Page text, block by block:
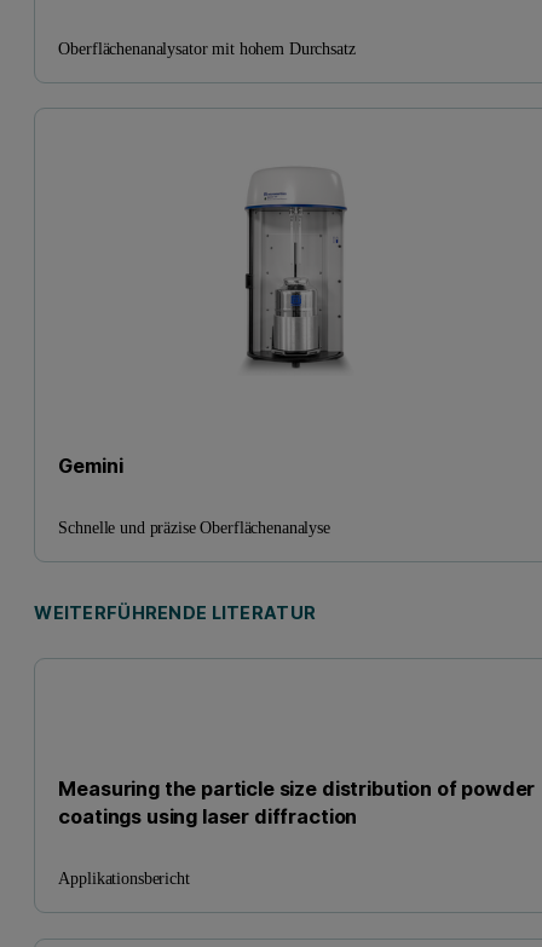
Oberflächenanalysator mit hohem Durchsatz
Gemini
Schnelle und präzise Oberflächenanalyse
WEITERFÜHRENDE LITERATUR
Measuring the particle size distribution of powder
coatings using laser diffraction
Applikationsbericht